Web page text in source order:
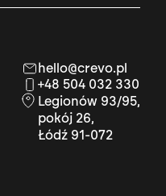
hello@crevo.pl
+48 504 032 330
Legionów 93/95,
pokój 26,
Łódź 91-072